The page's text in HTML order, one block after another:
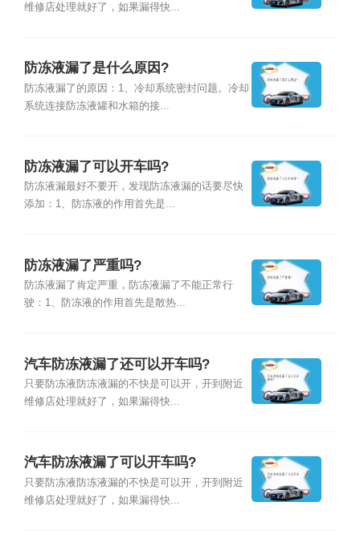
维修店处理就好了，如果漏得快...
防冻液漏了是什么原因?
防冻液漏了的原因：1、冷却系统密封问题。冷却
系统连接防冻液罐和水箱的接...
防冻液漏了可以开车吗?
防冻液漏最好不要开，发现防冻液漏的话要尽快
添加：1、防冻液的作用首先是...
防冻液漏了严重吗?
防冻液漏了肯定严重，防冻液漏了不能正常行
驶：1、防冻液的作用首先是散热...
汽车防冻液漏了还可以开车吗?
只要防冻液防冻液漏的不快是可以开，开到附近
维修店处理就好了，如果漏得快...
汽车防冻液漏了可以开车吗?
只要防冻液防冻液漏的不快是可以开，开到附近
维修店处理就好了，如果漏得快...